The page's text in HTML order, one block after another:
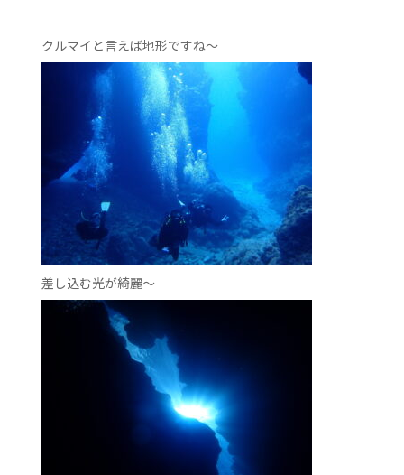
クルマイと言えば地形ですね～
差し込む光が綺麗～